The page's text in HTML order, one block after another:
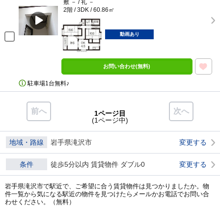
敷 － / 礼 －
2階 / 3DK / 60.86㎡
動画あり
お問い合わせ(無料)
駐車場1台無料♪
前へ 次へ
1ページ目
(1ページ中)
地域・路線 岩手県滝沢市 変更する
条件 徒歩5分以内 賃貸物件 ダブル0 変更する
岩手県滝沢市で駅近で、ご希望に合う賃貸物件は見つかりましたか。物
件一覧から気になる駅近の物件を見つけたらメールかお電話でお問い合
わせください。（無料）